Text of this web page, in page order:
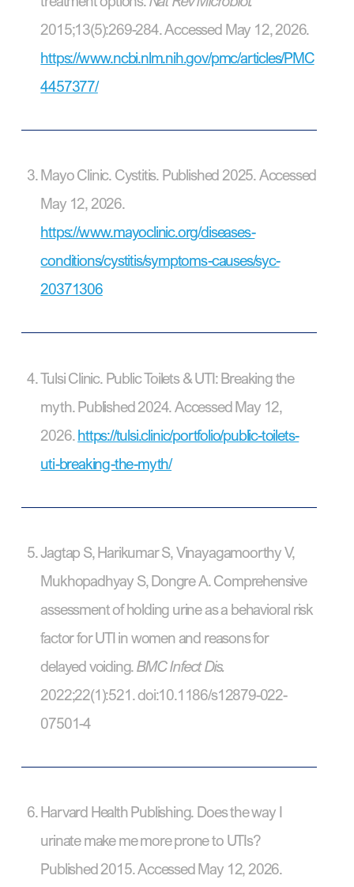
2015;13(5):269-284. Accessed May 12, 2026.
https://www.ncbi.nlm.nih.gov/pmc/articles/PMC
4457377/
Mayo Clinic. Cystitis. Published 2025. Accessed
May 12, 2026.
https://www.mayoclinic.org/diseases-
conditions/cystitis/symptoms-causes/syc-
20371306
Tulsi Clinic. Public Toilets & UTI: Breaking the
myth. Published 2024. Accessed May 12,
2026.https://tulsi.clinic/portfolio/public-toilets-
uti-breaking-the-myth/
Jagtap S, Harikumar S, Vinayagamoorthy V,
Mukhopadhyay S, Dongre A. Comprehensive
assessment of holding urine as a behavioral risk
factor for UTI in women and reasons for
delayed voiding.BMC Infect Dis.
2022;22(1):521. doi:10.1186/s12879-022-
07501-4
Harvard Health Publishing. Does the way I
urinate make me more prone to UTIs?
Published 2015. Accessed May 12, 2026.